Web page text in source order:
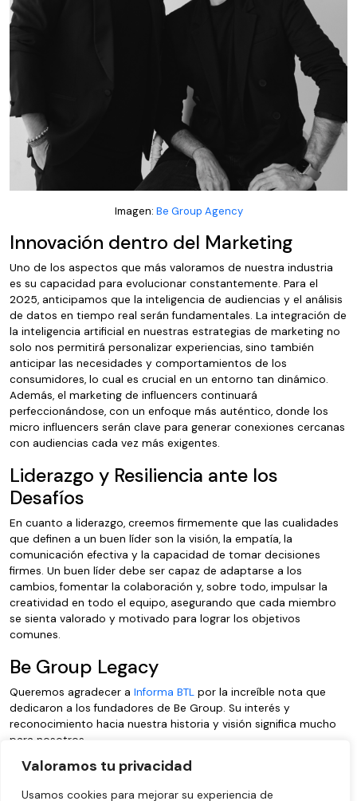
Valoramos tu privacidad
Usamos cookies para mejorar su experiencia de
Imagen: Be Group Agency
Innovación dentro del Marketing
Uno de los aspectos que más valoramos de nuestra industria
es su capacidad para evolucionar constantemente. Para el
2025, anticipamos que la inteligencia de audiencias y el análisis
de datos en tiempo real serán fundamentales. La integración de
la inteligencia artificial en nuestras estrategias de marketing no
solo nos permitirá personalizar experiencias, sino también
anticipar las necesidades y comportamientos de los
consumidores, lo cual es crucial en un entorno tan dinámico.
Además, el marketing de influencers continuará
perfeccionándose, con un enfoque más auténtico, donde los
micro influencers serán clave para generar conexiones cercanas
con audiencias cada vez más exigentes.
Liderazgo y Resiliencia ante los
Desafíos
En cuanto a liderazgo, creemos firmemente que las cualidades
que definen a un buen líder son la visión, la empatía, la
comunicación efectiva y la capacidad de tomar decisiones
firmes. Un buen líder debe ser capaz de adaptarse a los
cambios, fomentar la colaboración y, sobre todo, impulsar la
creatividad en todo el equipo, asegurando que cada miembro
se sienta valorado y motivado para lograr los objetivos
comunes.
Be Group Legacy
Queremos agradecer a Informa BTL por la increíble nota que
dedicaron a los fundadores de Be Group. Su interés y
reconocimiento hacia nuestra historia y visión significa mucho
para nosotros.
En Be Group, seguimos comprometidos con la excelencia, la